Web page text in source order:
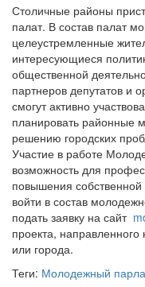
Столичные районы
палат. В состав палат
целеустремленные
интересующиеся
общественной
партнеров депутатов и
смогут активно
планировать районные
решению городских
Участие в работе
возможность для
повышения
войти в состав
подать заявку на сайт
проекта,
или города.
Теги: Молодежный